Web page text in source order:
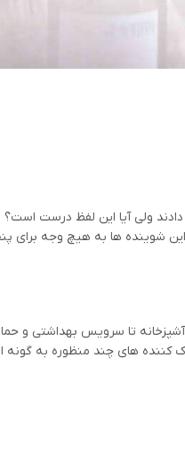
دادند ولی آیا این لفظ درست
شوینده ها به هیچ وجه برای
تا سرویس بهداشتی و
کننده های چند منظوره به